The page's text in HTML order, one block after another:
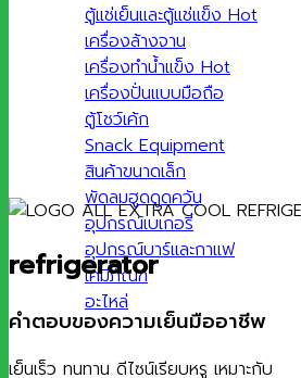
ตู้แช่เย็นและตู้แช่แข็ง
เครื่องล้างจาน
เครื่องทำน้ำแข็ง
เครื่องปั่นแบบมือถือ
ตู้โชว์เค้ก
Snack Equipment
สินค้าขนาดเล็ก
พัดลมฮูดดูดควัน
อุปกรณ์เบเกอรี่
อุปกรณ์บาร์และกาแฟ
เคมีภัณฑ์
อะไหล่
refrigerator
คำตอบของความเย็นมืออาชีพ
เย็นเร็ว ทนทาน ดีไซน์เรียบหรู เหมาะกับ